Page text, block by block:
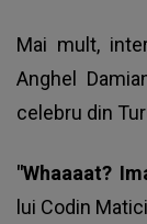
Mai mult,
Anghel
celebru din
"Whaaaat?
lui Codin